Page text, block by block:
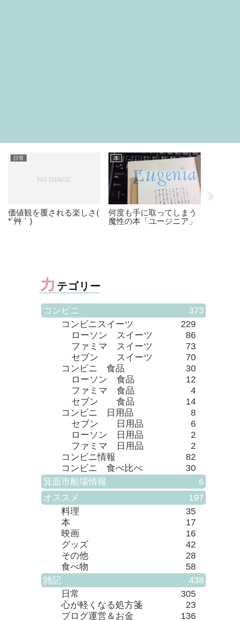
セブン 食品
セブンプレミアムは安く
て美味しいよ♪
グッズ
石鹸1つで勝負する(｀･
ω･´)ｷﾘｯ
カ テゴリー
コンビニ
373
コンビニスイーツ
229
ローソン スイーツ
86
ファミマ スイーツ
73
セブン スイーツ
70
コンビニ 食品
30
ローソン 食品
12
ファミマ 食品
4
セブン 食品
14
コンビニ 日用品
8
セブン 日用品
6
ローソン 日用品
2
ファミマ 日用品
2
コンビニ情報
82
コンビニ 食べ比べ
30
箕面市船場情報
6
オススメ
197
料理
35
本
17
映画
16
グッズ
42
その他
28
食べ物
58
雑記
438
日常
305
心が軽くなる処方箋
23
ブログ運営＆お金
136